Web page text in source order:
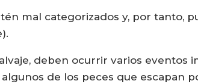
mal categorizados y, por tanto,
deben ocurrir varios eventos
de los peces que escapan